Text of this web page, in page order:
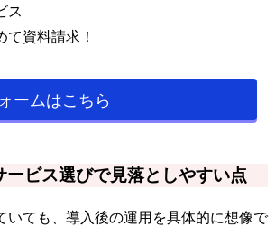
ス
て資料請求！
ームはこちら
ービス選びで見落としやすい点
いても、導入後の運用を具体的に想像で